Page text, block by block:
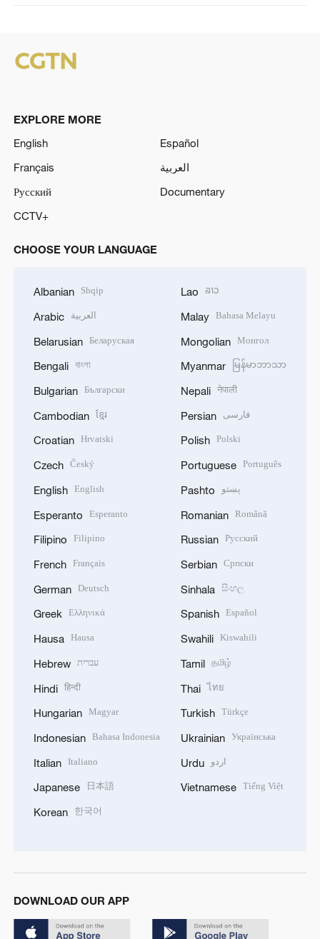
EXPLORE MORE
English
Español
Français
العربية
Русский
Documentary
CCTV+
CHOOSE YOUR LANGUAGE
Albanian Shqip
Arabic العربية
Belarusian Беларуская
Bengali বাংলা
Bulgarian Български
Cambodian ខ្មែរ
Croatian Hrvatski
Czech Český
English English
Esperanto Esperanto
Filipino Filipino
French Français
German Deutsch
Greek Ελληνικά
Hausa Hausa
Hebrew עברית
Hindi हिन्दी
Hungarian Magyar
Indonesian Bahasa Indonesia
Italian Italiano
Japanese 日本語
Korean 한국어
Lao ລາວ
Malay Bahasa Melayu
Mongolian Монгол
Myanmar မြန်မာဘာသာ
Nepali नेपाली
Persian فارسی
Polish Polski
Portuguese Português
Pashto پښتو
Romanian Română
Russian Русский
Serbian Српски
Sinhala සිංහල
Spanish Español
Swahili Kiswahili
Tamil தமிழ்
Thai ไทย
Turkish Türkçe
Ukrainian Українська
Urdu اردو
Vietnamese Tiếng Việt
DOWNLOAD OUR APP